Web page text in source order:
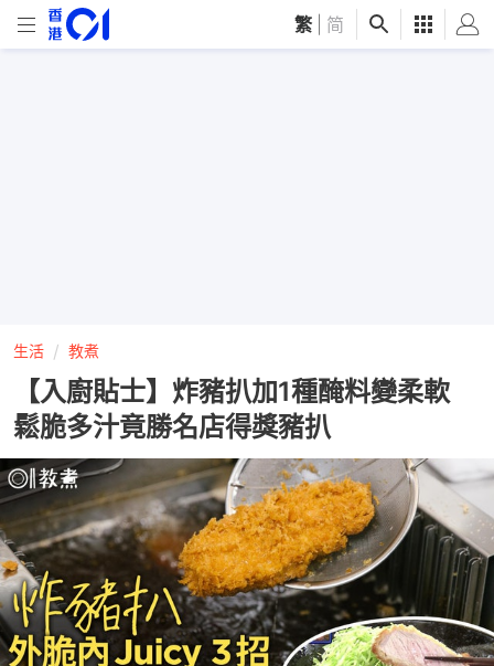
繁 简
生活 教煮
【入廚貼士】炸豬扒加1種醃料變柔軟
鬆脆多汁竟勝名店得獎豬扒